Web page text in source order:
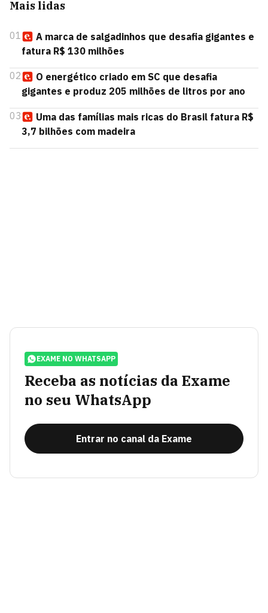
Mais lidas
01
A marca de salgadinhos que desafia gigantes e
fatura R$ 130 milhões
02
O energético criado em SC que desafia
gigantes e produz 205 milhões de litros por ano
03
Uma das famílias mais ricas do Brasil fatura R$
3,7 bilhões com madeira
EXAME NO WHATSAPP
Receba as notícias da Exame
no seu WhatsApp
Entrar no canal da Exame